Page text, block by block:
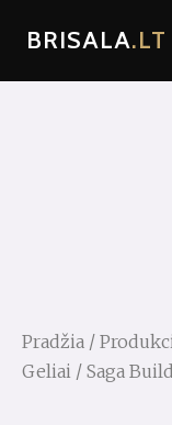
BRISALA.LT
Pradžia /
Geliai / Saga